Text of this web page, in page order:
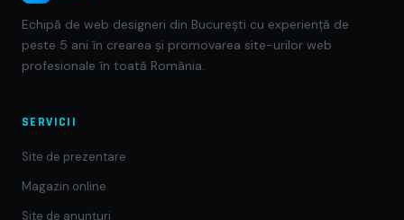
Echipă de web designeri din București cu experiență de
peste 5 ani în crearea și promovarea site-urilor web
profesionale în toată România.
SERVICII
Site de prezentare
Magazin online
Site de anunțuri